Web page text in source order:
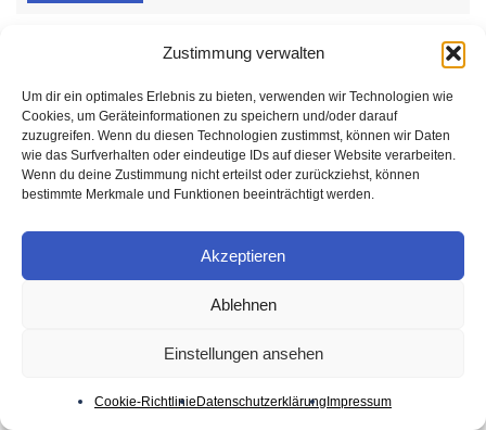
Zustimmung verwalten
Um dir ein optimales Erlebnis zu bieten, verwenden wir Technologien wie
Cookies, um Geräteinformationen zu speichern und/oder darauf
zuzugreifen. Wenn du diesen Technologien zustimmst, können wir Daten
wie das Surfverhalten oder eindeutige IDs auf dieser Website verarbeiten.
Wenn du deine Zustimmung nicht erteilst oder zurückziehst, können
bestimmte Merkmale und Funktionen beeinträchtigt werden.
Akzeptieren
Ablehnen
Einstellungen ansehen
Cookie-Richtlinie Datenschutzerklärung Impressum